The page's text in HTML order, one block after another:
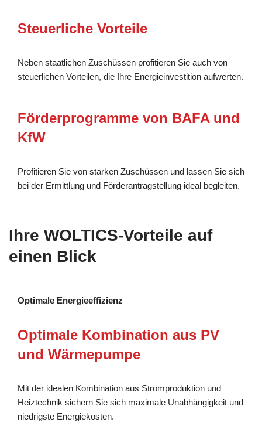
Steuerliche Vorteile
Neben staatlichen Zuschüssen profitieren Sie auch von
steuerlichen Vorteilen, die Ihre Energieinvestition aufwerten.
Förderprogramme von BAFA und
KfW
Profitieren Sie von starken Zuschüssen und lassen Sie sich
bei der Ermittlung und Förderantragstellung ideal begleiten.
Ihre WOLTICS-Vorteile auf
einen Blick
Optimale Energieeffizienz
Optimale Kombination aus PV
und Wärmepumpe
Mit der idealen Kombination aus Stromproduktion und
Heiztechnik sichern Sie sich maximale Unabhängigkeit und
niedrigste Energiekosten.